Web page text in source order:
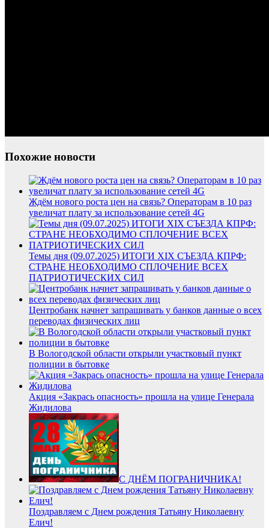
Похожие новости
Ждём нового роста цен на связь? Операторам в 10 раз
увеличат плату за использование сетей 4G
Темы дня (09.07.2025) ИТОГИ XIX СЪЕЗДА КПРФ:
СТРАНЕ НЕОБХОДИМО СПЛОЧЕНИЕ ВСЕХ
ПАТРИОТИЧЕСКИХ СИЛ
Центробанк начнет запрашивать у банков данные о всех
переводах физических лиц
В Вологодской области открыли участковый пункт
полиции в бытовке
Акция «Закрась опасность» прошла на улице Генерала
Жидилова
С ДНЁМ ПОГРАНИЧНИКА!
Поздравляем с Днем рождения Татьяну Николаевну
Елич!